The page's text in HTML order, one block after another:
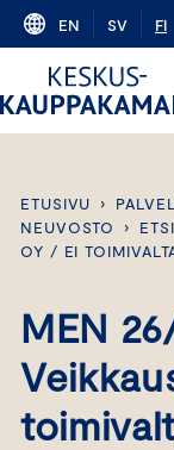
Skip
content
EN SV FI
ETUSIVU ›
NEUVOSTO
›
OY / EI
MEN